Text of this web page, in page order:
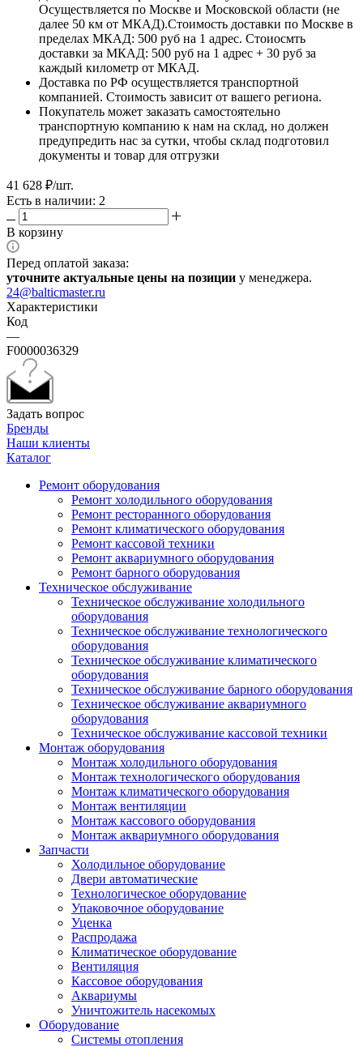
Осуществляется по Москве и Московской области (не
далее 50 км от МКАД).Стоимость доставки по Москве в
пределах МКАД: 500 руб на 1 адрес. Стоиосмть
доставки за МКАД: 500 руб на 1 адрес + 30 руб за
каждый километр от МКАД.
Доставка по РФ осуществляется транспортной
компанией. Стоимость зависит от вашего региона.
Покупатель может заказать самостоятельно
транспортную компанию к нам на склад, но должен
предупредить нас за сутки, чтобы склад подготовил
документы и товар для отгрузки
41 628 ₽/шт.
Есть в наличии: 2
В корзину
Перед оплатой заказа:
уточните актуальные цены на позиции у менеджера.
24@balticmaster.ru
Характеристики
Код
—
F0000036329
Задать вопрос
Бренды
Наши клиенты
Каталог
Ремонт оборудования
Ремонт холодильного оборудования
Ремонт ресторанного оборудования
Ремонт климатического оборудования
Ремонт кассовой техники
Ремонт аквариумного оборудования
Ремонт барного оборудования
Техническое обслуживание
Техническое обслуживание холодильного
оборудования
Техническое обслуживание технологического
оборудования
Техническое обслуживание климатического
оборудования
Техническое обслуживание барного оборудования
Техническое обслуживание аквариумного
оборудования
Техническое обслуживание кассовой техники
Монтаж оборудования
Монтаж холодильного оборудования
Монтаж технологического оборудования
Монтаж климатического оборудования
Монтаж вентиляции
Монтаж кассового оборудования
Монтаж аквариумного оборудования
Запчасти
Холодильное оборудование
Двери автоматические
Технологическое оборудование
Упаковочное оборудование
Уценка
Распродажа
Климатическое оборудование
Вентиляция
Кассовое оборудования
Аквариумы
Уничтожитель насекомых
Оборудование
Системы отопления